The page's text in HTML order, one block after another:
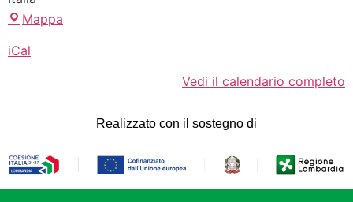
Mappa
iCal
Vedi il calendario completo
Realizzato con il sostegno di